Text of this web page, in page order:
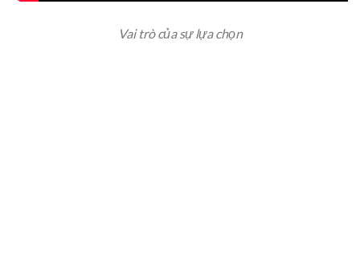
Vai trò của sự lựa chọn